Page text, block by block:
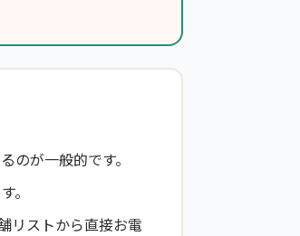
のが一般的です。
。
リストから直接お電